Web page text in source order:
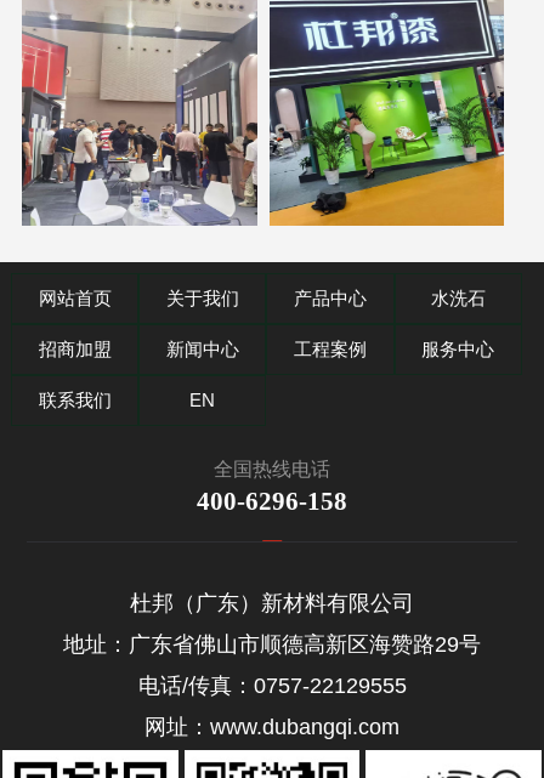
网站首页 关于我们 产品中心 水洗石
招商加盟 新闻中心 工程案例 服务中心
联系我们 EN
全国热线电话
400-6296-158
杜邦（广东）新材料有限公司
地址：广东省佛山市顺德高新区海赞路29号
电话/传真：0757-22129555
网址：www.dubangqi.com